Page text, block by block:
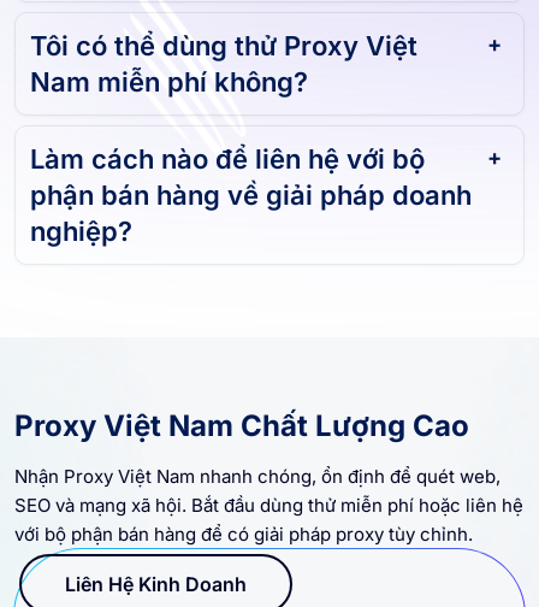
Tôi có thể dùng thử Proxy Việt
Nam miễn phí không?
Làm cách nào để liên hệ với bộ
phận bán hàng về giải pháp doanh
nghiệp?
Proxy Việt Nam Chất Lượng Cao
Nhận Proxy Việt Nam nhanh chóng, ổn định để quét web,
SEO và mạng xã hội. Bắt đầu dùng thử miễn phí hoặc liên hệ
với bộ phận bán hàng để có giải pháp proxy tùy chỉnh.
Liên Hệ Kinh Doanh